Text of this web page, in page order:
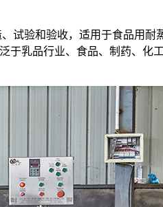
验和验收，适用于食品用耐
乳品行业、食品、制药、化